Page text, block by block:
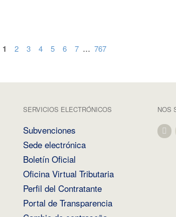
1 2 3 4 5 6 7 ... 767
SERVICIOS ELECTRÓNICOS
Subvenciones
Sede electrónica
Boletín Oficial
Oficina Virtual Tributaria
Perfil del Contratante
Portal de Transparencia
NOS